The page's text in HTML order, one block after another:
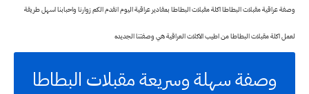
وصفة عراقية مقبلات البطاطا اكلة مقبلات البطاطا بمقادير عراقيةاليوم انقدم الكم زوارنا واحبابنا اسهل طريقة
لعمل اكلة مقبلات البطاطا من اطيب الاكلات العراقية هي وصفتنا الجديده
وصفة سهلة وسريعة مقبلات البطاطا